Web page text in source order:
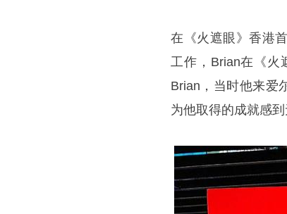
在《火遮眼》香港
工作，Brian在《火
Brian，当时他来爱
为他取得的成就感到